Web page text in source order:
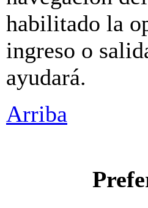
habilitado la
ingreso o
ayudará.
Arriba